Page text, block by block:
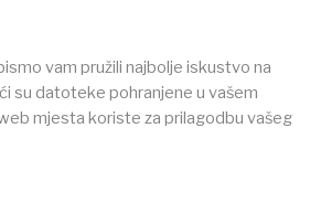
vam pružili najbolje iskustvo na
su datoteke pohranjene u vašem
mjesta koriste za prilagodbu vašeg